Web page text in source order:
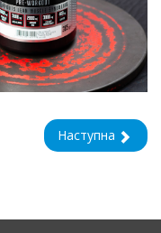
Наступна